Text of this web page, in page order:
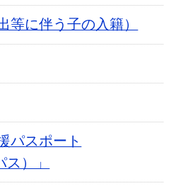
等に伴う子の入籍）
パスポート
ス）」